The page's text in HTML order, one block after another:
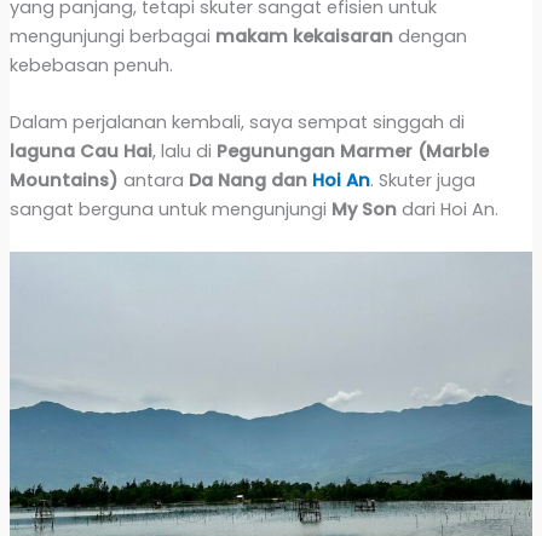
yang panjang, tetapi skuter sangat efisien untuk
mengunjungi berbagai makam kekaisarandengan
kebebasan penuh.
Dalam perjalanan kembali, saya sempat singgah di
laguna Cau Hai, lalu di Pegunungan Marmer (Marble
Mountains) antara Da Nang dan Hoi An. Skuter juga
sangat berguna untuk mengunjungi My Sondari Hoi An.